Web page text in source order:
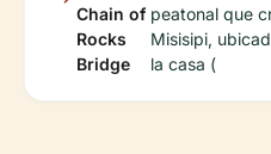
Chain of
Rocks
Bridge
peatonal que
Misisipi,
la casa (